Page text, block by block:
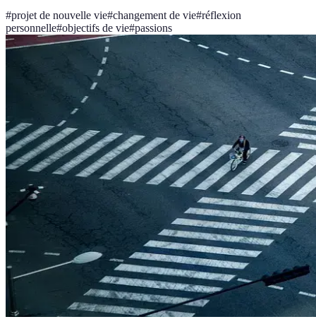
#projet de nouvelle vie#changement de vie#réflexion
personnelle#objectifs de vie#passions